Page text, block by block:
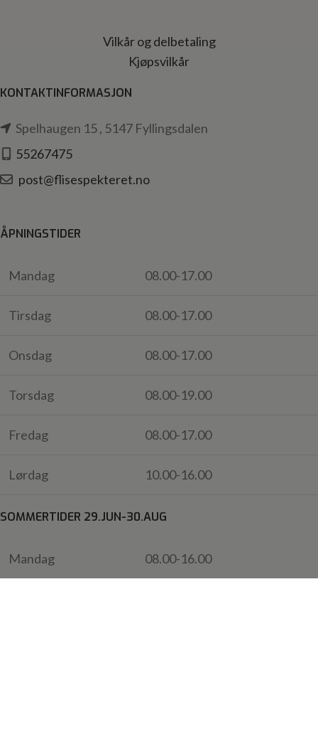
Vilkår og delbetaling
Kjøpsvilkår
KONTAKTINFORMASJON
Spelhaugen 15 , 5147 Fyllingsdalen
55267475
post@flisespekteret.no
ÅPNINGSTIDER
Mandag 08.00-17.00
Tirsdag 08.00-17.00
Onsdag 08.00-17.00
Torsdag 08.00-19.00
Fredag 08.00-17.00
Lørdag 10.00-16.00
SOMMERTIDER 29.JUN-30.AUG
Mandag 08.00-16.00